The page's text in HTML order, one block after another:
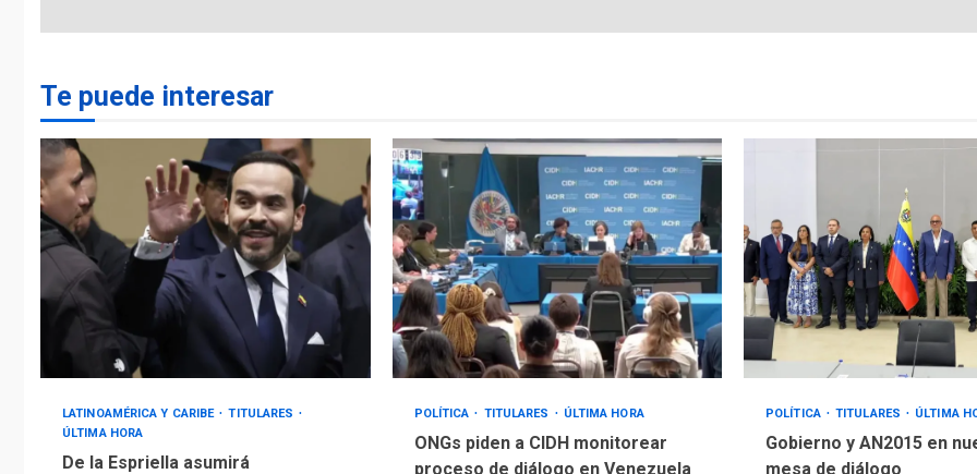
Te puede interesar
LATINOAMÉRICA Y CARIBE
TITULARES
ÚLTIMA HORA
De la Espriella asumirá
POLÍTICA TITULARES ÚLTIMA HORA
ONGs piden a CIDH monitorear
proceso de diálogo en Venezuela
POLÍTICA TITULARES ÚLTIMA
Gobierno y AN2015 en
mesa de diálogo